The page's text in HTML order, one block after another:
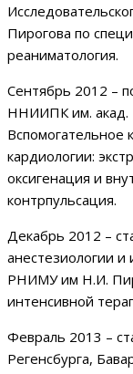
Пирогова по
реаниматология.
Сентябрь 2012 –
ННИИПК им. акад.
Вспомогательное
кардиологии:
оксигенация и
контрпульсация.
Декабрь 2012 –
анестезиологии
РНИМУ им Н.И.
интенсивной
Февраль 2013 –
Регенсбурга,